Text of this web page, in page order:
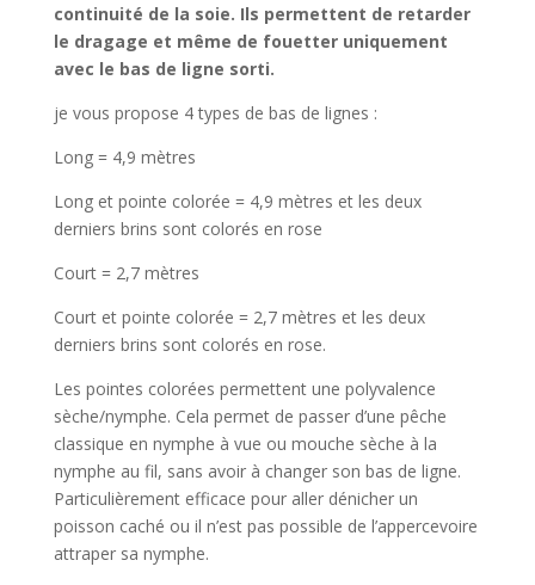
continuité de la soie. Ils permettent de retarder
le dragage et même de fouetter uniquement
avec le bas de ligne sorti.
je vous propose 4 types de bas de lignes :
Long = 4,9 mètres
Long et pointe colorée = 4,9 mètres et les deux
derniers brins sont colorés en rose
Court = 2,7 mètres
Court et pointe colorée = 2,7 mètres et les deux
derniers brins sont colorés en rose.
Les pointes colorées permettent une polyvalence
sèche/nymphe. Cela permet de passer d’une pêche
classique en nymphe à vue ou mouche sèche à la
nymphe au fil, sans avoir à changer son bas de ligne.
Particulièrement efficace pour aller dénicher un
poisson caché ou il n’est pas possible de l’appercevoire
attraper sa nymphe.